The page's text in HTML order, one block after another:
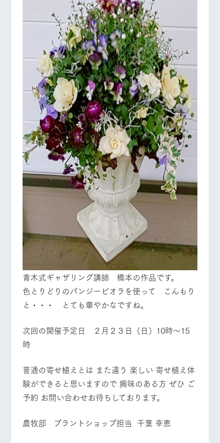
青木式ギャザリング講師 橋本の作品です。
色とりどりのパンジービオラを使って こんもり
と・・・ とても華やかなですね。
次回の開催予定日 ２月２３日（日）10時～15
時
普通の寄せ植えとは また違う 楽しい 寄せ植え体
験ができると思いますので 興味のある方 ぜひ ご
予約 お問い合わせお待ちしております。
農牧部 プラントショップ担当 千葉 幸恵